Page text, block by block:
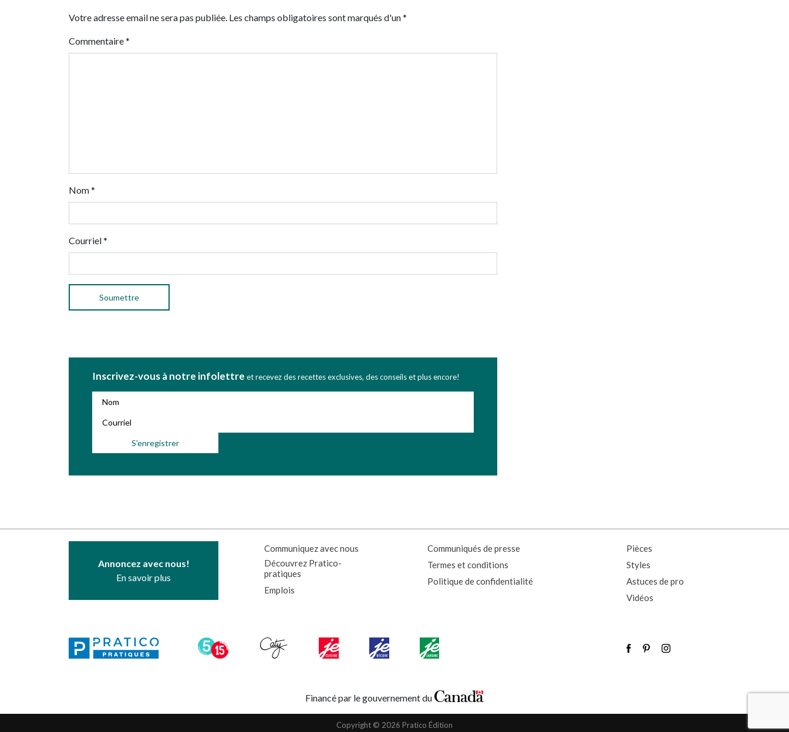
Votre adresse email ne sera pas publiée. Les champs obligatoires sont marqués d'un *
Commentaire*
Nom*
Courriel*
Inscrivez-vous à notre infolettre et recevez des recettes exclusives, des conseils et plus encore!
Annoncez avec nous!
En savoir plus
Communiquez avec nous
Découvrez Pratico-
pratiques
Emplois
Communiqués de presse
Termes et conditions
Politique de confidentialité
Pièces
Styles
Astuces de pro
Vidéos
Financé par le gouvernement du
Copyright © 2026 Pratico Édition